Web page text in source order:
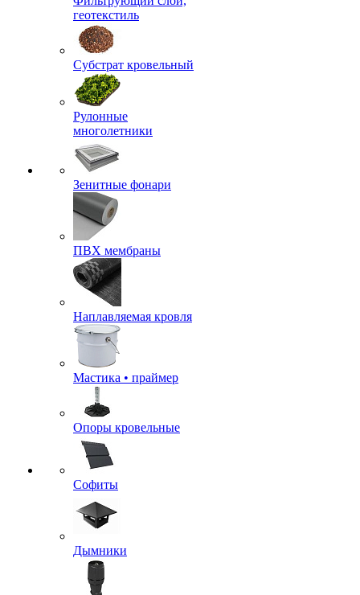
геотекстиль
Субстрат кровельный
Рулонные
многолетники
Зенитные фонари
ПВХ мембраны
Наплавляемая кровля
Мастика • праймер
Опоры кровельные
Софиты
Дымники